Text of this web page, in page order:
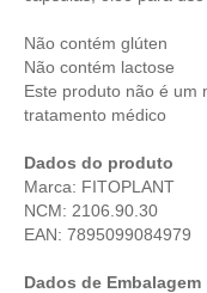
Não contém glúten
Não contém lactose
Este produto não é um
tratamento médico
Dados do produto
Marca: FITOPLANT
NCM: 2106.90.30
EAN: 7895099084979
Dados de Embalagem